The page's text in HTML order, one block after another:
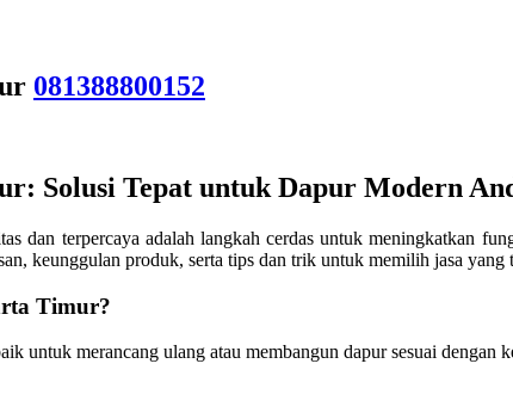
081388800152
Solusi Tepat untuk Dapur Modern
dan terpercaya adalah langkah cerdas untuk meningkatkan
keunggulan produk, serta tips dan trik untuk memilih jasa yang
Timur?
untuk merancang ulang atau membangun dapur sesuai dengan